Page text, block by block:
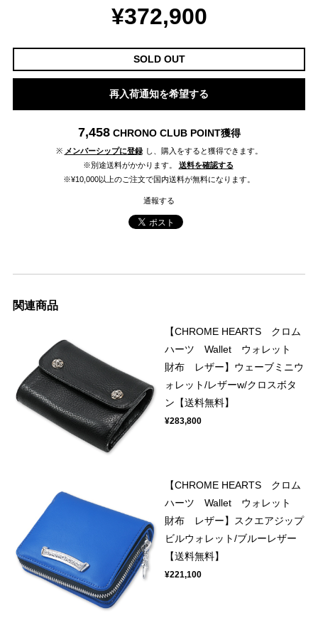
¥372,900
SOLD OUT
再入荷通知を希望する
7,458 CHRONO CLUB POINT獲得
※ メンバーシップに登録 し、購入をすると獲得できます。
※別途送料がかかります。
送料を確認する
※¥10,000以上のご注文で国内送料が無料になります。
通報する
関連商品
【CHROME HEARTS クロム
ハーツ Wallet ウォレット
財布 レザー】ウェーブミニウ
ォレット/レザーw/クロスボタ
ン【送料無料】
¥283,800
【CHROME HEARTS クロム
ハーツ Wallet ウォレット
財布 レザー】スクエアジップ
ビルウォレット/ブルーレザー
【送料無料】
¥221,100